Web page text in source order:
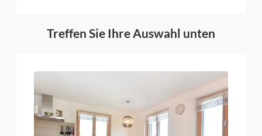
Treffen Sie Ihre Auswahl unten